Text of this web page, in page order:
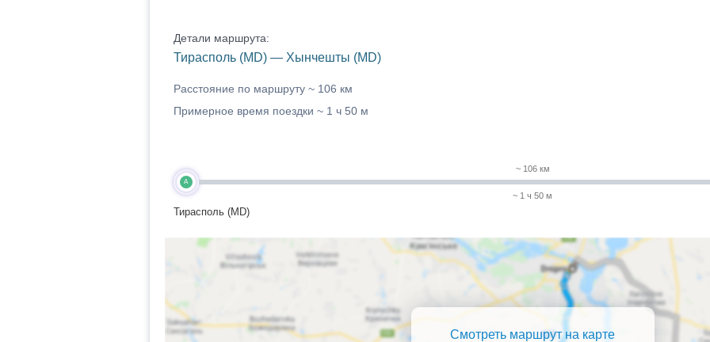
Детали маршрута:
Тирасполь (MD) — Хынчешты (MD)
Расстояние по маршруту ~ 106 км
Примерное время поездки ~ 1 ч 50 м
A
Тирасполь (MD)
~ 106 км
~ 1 ч 50 м
Смотреть маршрут на карте